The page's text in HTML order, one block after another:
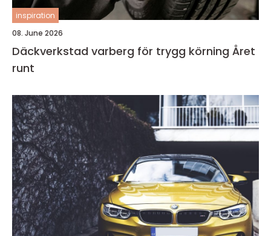
inspiration
08. June 2026
Däckverkstad varberg för trygg körning Året
runt